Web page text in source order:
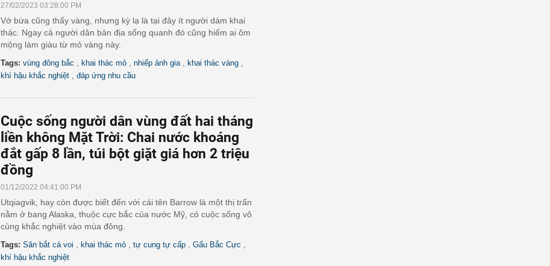
27/02/2023 03:28:00 PM
Vớ bừa cũng thấy vàng, nhưng kỳ lạ là tại đây ít người dám khai
thác. Ngay cả người dân bản địa sống quanh đó cũng hiếm ai ôm
mộng làm giàu từ mỏ vàng này.
Tags: vùng đông bắc khai thác mỏ nhiếp ảnh gia khai thác vàng
khí hậu khắc nghiệt đáp ứng nhu cầu
Cuộc sống người dân vùng đất hai tháng
liền không Mặt Trời: Chai nước khoáng
đắt gấp 8 lần, túi bột giặt giá hơn 2 triệu
đồng
01/12/2022 04:41:00 PM
Utqiagvik, hay còn được biết đến với cái tên Barrow là một thị trấn
nằm ở bang Alaska, thuộc cực bắc của nước Mỹ, có cuộc sống vô
cùng khắc nghiệt vào mùa đông.
Tags: Săn bắt cá voi khai thác mỏ tự cung tự cấp Gấu Bắc Cực
khí hậu khắc nghiệt